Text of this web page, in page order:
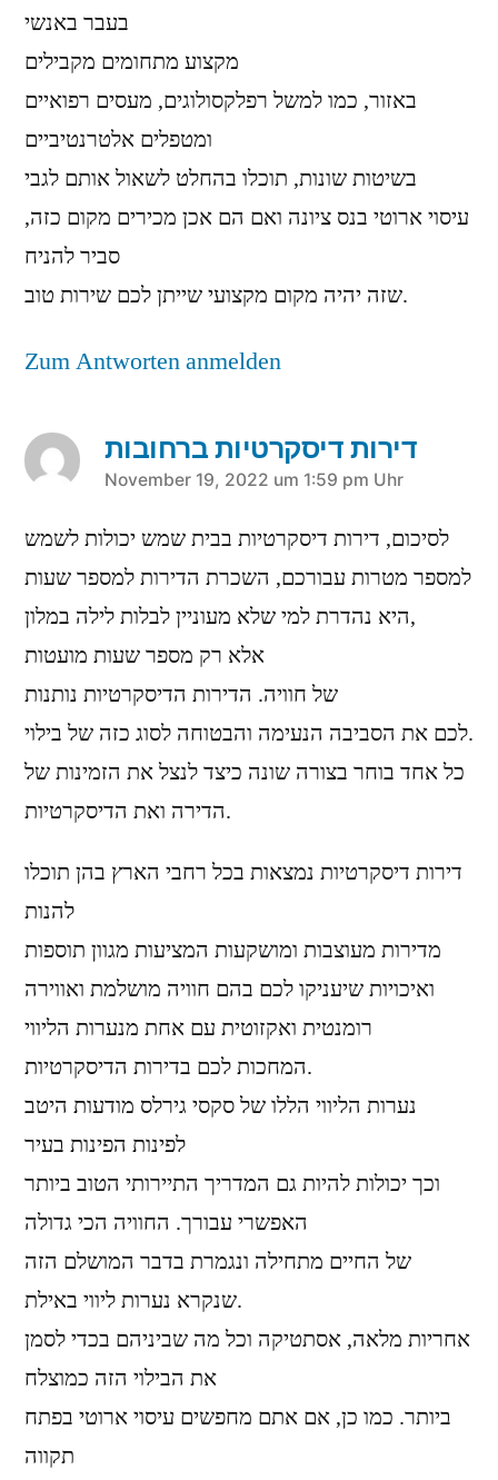
בעבר באנשי
מקצוע מתחומים מקבילים
באזור, כמו למשל רפלקסולוגים, מעסים רפואיים
ומטפלים אלטרנטיביים
בשיטות שונות, תוכלו בהחלט לשאול אותם לגבי
עיסוי ארוטי בנס ציונה ואם הם אכן מכירים מקום כזה,
סביר להניח
שזה יהיה מקום מקצועי שייתן לכם שירות טוב.
Zum Antworten anmelden
דירות דיסקרטיות ברחובות
sagt:
November 19, 2022 um 1:59 pm Uhr
לסיכום, דירות דיסקרטיות בבית שמש יכולות לשמש
למספר מטרות עבורכם, השכרת הדירות למספר שעות
היא נהדרת למי שלא מעוניין לבלות לילה במלון,
אלא רק מספר שעות מועטות
של חוויה. הדירות הדיסקרטיות נותנות
לכם את הסביבה הנעימה והבטוחה לסוג כזה של בילוי.
כל אחד בוחר בצורה שונה כיצד לנצל את הזמינות של
הדירה ואת הדיסקרטיות.
דירות דיסקרטיות נמצאות בכל רחבי הארץ בהן תוכלו
להנות
מדירות מעוצבות ומושקעות המציעות מגוון תוספות
ואיכויות שיעניקו לכם בהם חוויה מושלמת ואווירה
רומנטית ואקזוטית עם אחת מנערות הליווי
המחכות לכם בדירות הדיסקרטיות.
נערות הליווי הללו של סקסי גירלס מודעות היטב
לפינות הפינות בעיר
וכך יכולות להיות גם המדריך התיירותי הטוב ביותר
האפשרי עבורך. החוויה הכי גדולה
של החיים מתחילה ונגמרת בדבר המושלם הזה
שנקרא נערות ליווי באילת.
אחריות מלאה, אסתטיקה וכל מה שביניהם בכדי לסמן
את הבילוי הזה כמוצלח
ביותר. כמו כן, אם אתם מחפשים עיסוי ארוטי בפתח
תקווה